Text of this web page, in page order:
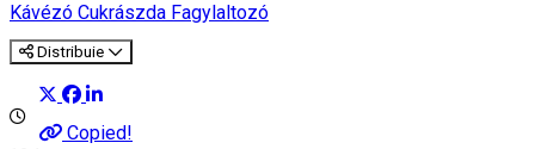
Kávézó Cukrászda Fagylaltozó
Distribuie
Copied!